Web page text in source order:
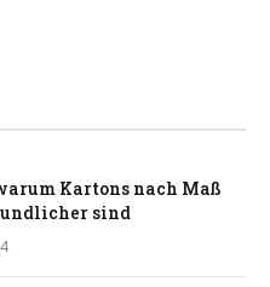
Kartons nach Maß
sind